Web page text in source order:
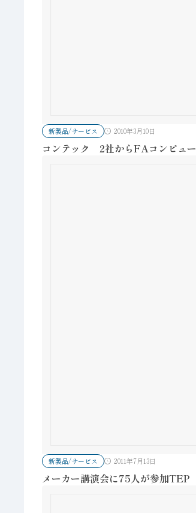
新製品/サービス 2010年3月10日
コンテック 2社からFAコンピュ
新製品/サービス 2011年7月13日
メーカー講演会に75人が参加TEP